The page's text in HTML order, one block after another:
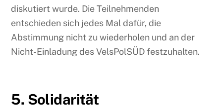
diskutiert wurde. Die Teilnehmenden
entschieden sich jedes Mal dafür, die
Abstimmung nicht zu wiederholen und an der
Nicht-Einladung des VelsPolSÜD festzuhalten.
5. Solidarität